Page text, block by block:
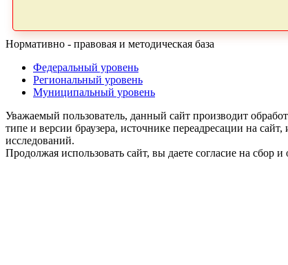
Нормативно - правовая и методическая база
Федеральный уровень
Региональный уровень
Муниципальный уровень
Уважаемый пользователь, данный сайт производит
типе и версии браузера, источнике переадресации на
исследований.
Продолжая использовать сайт, вы даете согласие на